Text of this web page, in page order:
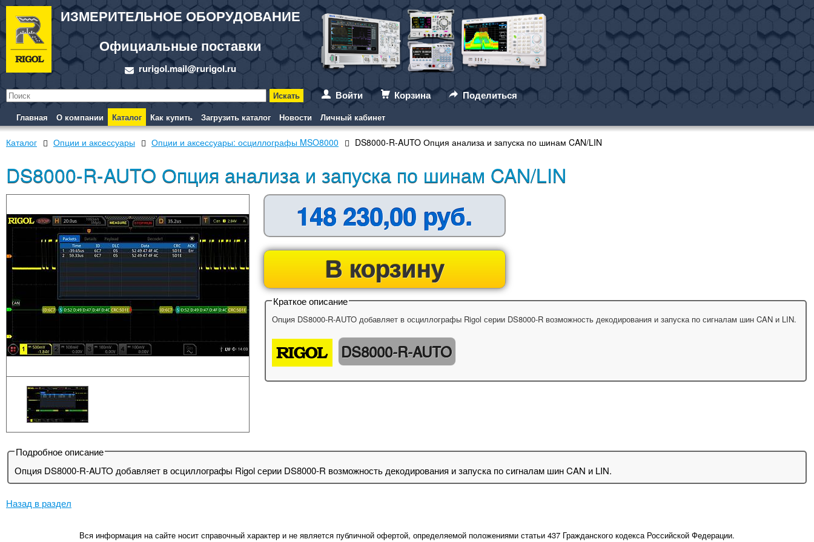
ИЗМЕРИТЕЛЬНОЕ ОБОРУДОВАНИЕ
Официальные поставки
rurigol.mail@rurigol.ru
Войти
Корзина Поделиться
Главная О компании Каталог Как купить Загрузить каталог Новости Личный кабинет
Каталог Опции и аксессуары Опции и аксессуары: осциллографы MSO8000 DS8000-R-AUTO Опция анализа и запуска по шинам CAN/LIN
DS8000-R-AUTO Опция анализа и запуска по шинам CAN/LIN
148 230,00 руб.
В корзину
Краткое описание
Опция DS8000-R-AUTO добавляет в осциллографы Rigol серии DS8000-R возможность декодирования и запуска по сигналам шин CAN и LIN.
DS8000-R-AUTO
Подробное описание
Опция DS8000-R-AUTO добавляет в осциллографы Rigol серии DS8000-R возможность декодирования и запуска по сигналам шин CAN и LIN.
Назад в раздел
Вся информация на сайте носит справочный характер и не является публичной офертой, определяемой положениями статьи 437 Гражданского кодекса Российской Федерации.